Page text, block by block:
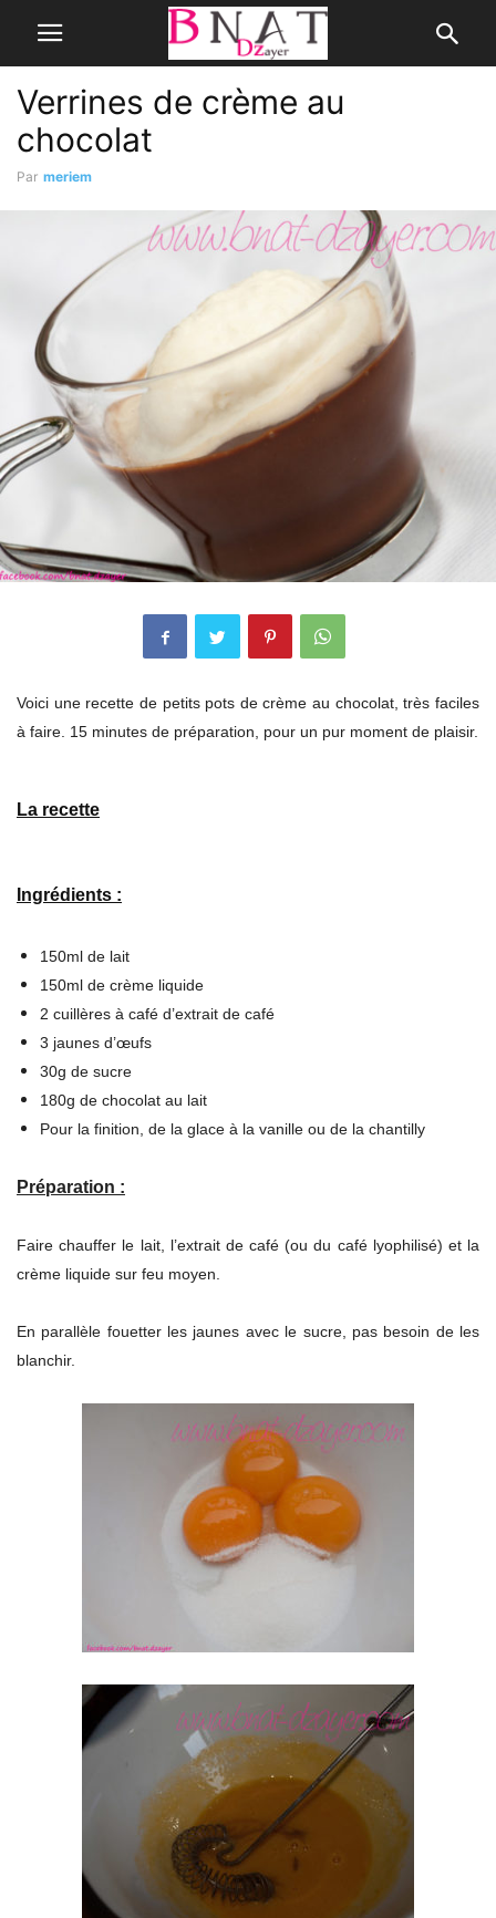
Verrines de crème au
chocolat
Par meriem
Voici une recette de petits pots de crème au chocolat, très faciles
à faire. 15 minutes de préparation, pour un pur moment de plaisir.
La recette
Ingrédients :
150ml de lait
150ml de crème liquide
2 cuillères à café d’extrait de café
3 jaunes d’œufs
30g de sucre
180g de chocolat au lait
Pour la finition, de la glace à la vanille ou de la chantilly
Préparation :
Faire chauffer le lait, l’extrait de café (ou du café lyophilisé) et la
crème liquide sur feu moyen.
En parallèle fouetter les jaunes avec le sucre, pas besoin de les
blanchir.